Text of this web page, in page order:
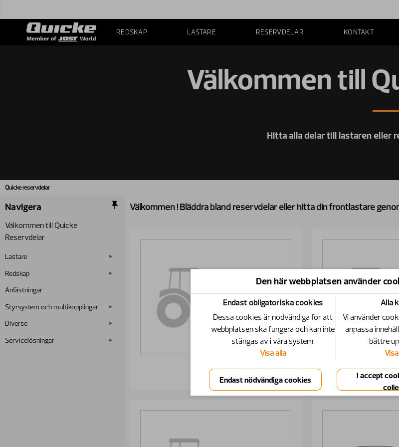
REDSKAP LASTARE RESERVDELAR KONTAKT
Quicke reservdelar
Välkommen till
Hitta alla delar till lastaren eller
Navigera
Välkommen till Quicke
Reservdelar
Lastare
Redskap
Anfästningar
Styrsystem och multikopplingar
Diverse
Servicelösningar
Välkommen ! Bläddra bland reservdelar eller hitta din frontlastare
Lastare
Den här webbplatsen använder
Endast obligatoriska cookies
Dessa cookies är nödvändiga för att
webbplatsen ska fungera och kan inte
stängas av i våra system.
Visa alla
Alla
Vi använder
anpassa
bättre